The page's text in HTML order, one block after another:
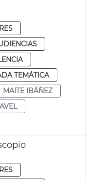
TEMÁTICA
MAITE IBÁÑEZ